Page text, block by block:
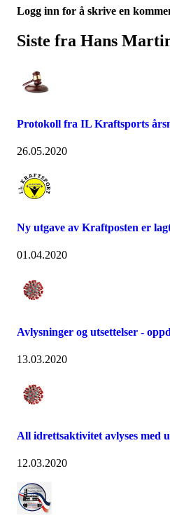
Logg inn for å skrive en
Siste fra Hans
Protokoll fra IL Kraftsports
26.05.2020
Ny utgave av Kraftposten er
01.04.2020
Avlysninger og utsettelser -
13.03.2020
All idrettsaktivitet avlyses med
12.03.2020